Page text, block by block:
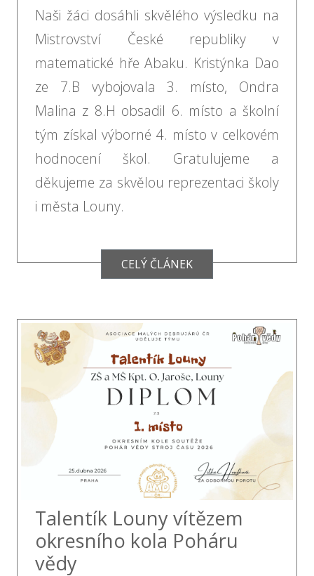
Naši žáci dosáhli skvělého výsledku na
Mistrovství České republiky v
matematické hře Abaku. Kristýnka Dao
ze 7.B vybojovala 3. místo, Ondra
Malina z 8.H obsadil 6. místo a školní
tým získal výborné 4. místo v celkovém
hodnocení škol. Gratulujeme a
děkujeme za skvělou reprezentaci školy
i města Louny.
CELÝ ČLÁNEK
Talentík Louny vítězem
okresního kola Poháru
vědy